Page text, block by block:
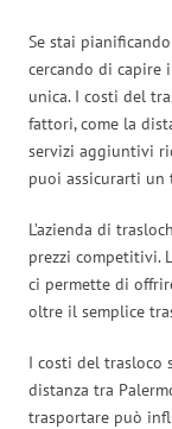
Se stai
cercando di capire
unica. I costi del
fattori, come la
servizi aggiuntivi
puoi assicurarti un
L’azienda di
prezzi competitivi.
ci permette di
oltre il semplice
I costi del trasloco
distanza tra
trasportare può